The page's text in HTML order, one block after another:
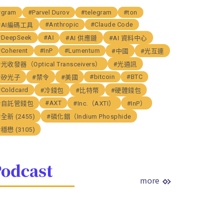
#Parvel Durov #telegram
#ton
編碼工具
#Anthropic
#Claude Code
#AI #AI 供應鏈
#AI 資料中心
#InP #Lumentum #中國
#光互連
收發器（Optical Transceivers）
#光通訊
光子
#禁令 #美國 #bitcoin
#BTC
#冷錢包 #比特幣
#硬體錢包
託管錢包
#AXT #Inc.（AXTI）
#InP）
新 (2455)
#磷化銦（Indium Phosphide
懋 (3105)
more